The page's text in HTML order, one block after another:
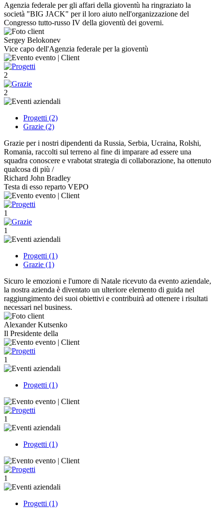
Agenzia federale per gli affari della gioventù ha ringraziato la
società "BIG JACK" per il loro aiuto nell'organizzazione del
Congresso tutto-russo IV della gioventù dei governi.
Sergey Belokonev
Vice capo dell'Agenzia federale per la gioventù
2
2
Progetti (2)
Grazie (2)
Grazie per i nostri dipendenti da Russia, Serbia, Ucraina, Rolshi,
Romania, raccolti sul terreno al fine di imparare ad essere una
squadra conoscere e vrabotat strategia di collaborazione, ha ottenuto
qualcosa di più /
Richard John Bradley
Testa di esso reparto VEPO
1
1
Progetti (1)
Grazie (1)
Sicuro le emozioni e l'umore di Natale ricevuto da evento aziendale,
la nostra azienda è diventato un ulteriore elemento di guida nel
raggiungimento dei suoi obiettivi e contribuirà ad ottenere i risultati
necessari nel business.
Alexander Kutsenko
Il Presidente della
1
Progetti (1)
1
Progetti (1)
1
Progetti (1)